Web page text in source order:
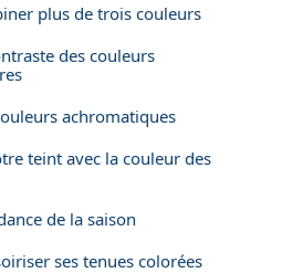
plus de trois couleurs
des couleurs
achromatiques
teint avec la couleur des
de la saison
ses tenues colorées